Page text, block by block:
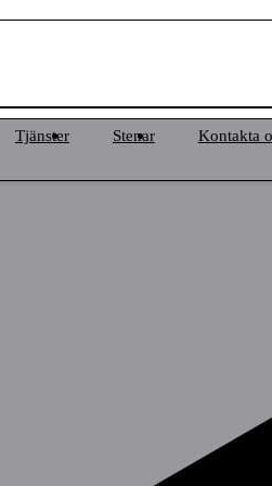
Tjänster Stenar Kontakta